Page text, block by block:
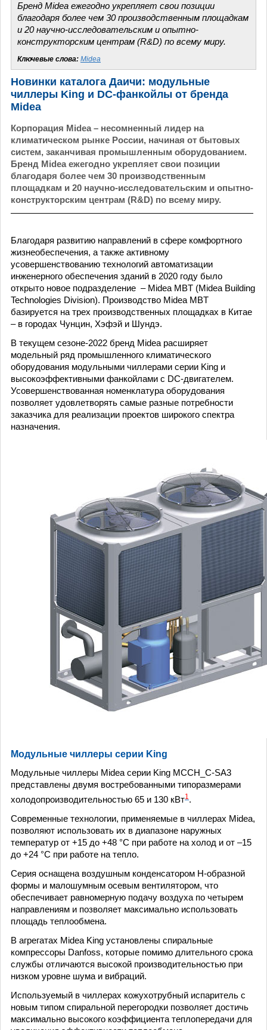
Бренд Midea ежегодно укрепляет свои позиции
благодаря более чем 30 производственным площадкам
и 20 научно-исследовательским и опытно-
конструкторским центрам (R&D) по всему миру.
Ключевые слова: Midea
Новинки каталога Даичи: модульные
чиллеры King и DC-фанкойлы от бренда
Midea
Корпорация Midea – несомненный лидер на
климатическом рынке России, начиная от бытовых
систем, заканчивая промышленным оборудованием.
Бренд Midea ежегодно укрепляет свои позиции
благодаря более чем 30 производственным
площадкам и 20 научно-исследовательским и опытно-
конструкторским центрам (R&D) по всему миру.
Благодаря развитию направлений в сфере комфортного
жизнеобеспечения, а также активному
усовершенствованию технологий автоматизации
инженерного обеспечения зданий в 2020 году было
открыто новое подразделение – Midea MBT (Midea Building
Technologies Division). Производство Midea MBT
базируется на трех производственных площадках в Китае
– в городах Чунцин, Хэфэй и Шундэ.
В текущем сезоне-2022 бренд Midea расширяет
модельный ряд промышленного климатического
оборудования модульными чиллерами серии King и
высокоэффективными фанкойлами с DC-двигателем.
Усовершенствованная номенклатура оборудования
позволяет удовлетворять самые разные потребности
заказчика для реализации проектов широкого спектра
назначения.
Модульные чиллеры серии King
Модульные чиллеры Midea серии King MCCH_C-SA3
представлены двумя востребованными типоразмерами
холодопроизводительностью 65 и 130 кВт1.
Современные технологии, применяемые в чиллерах Midea,
позволяют использовать их в диапазоне наружных
температур от +15 до +48 °C при работе на холод и от –15
до +24 °C при работе на тепло.
Серия оснащена воздушным конденсатором H-образной
формы и малошумным осевым вентилятором, что
обеспечивает равномерную подачу воздуха по четырем
направлениям и позволяет максимально использовать
площадь теплообмена.
В агрегатах Midea King установлены спиральные
компрессоры Danfoss, которые помимо длительного срока
службы отличаются высокой производительностью при
низком уровне шума и вибраций.
Используемый в чиллерах кожухотрубный испаритель с
новым типом спиральной перегородки позволяет достичь
максимально высокого коэффициента теплопередачи для